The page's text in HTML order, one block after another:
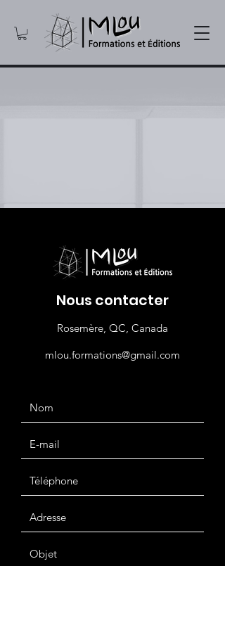
Nous contacter
Rosemère, QC, Canada
mlou.formations@gmail.com